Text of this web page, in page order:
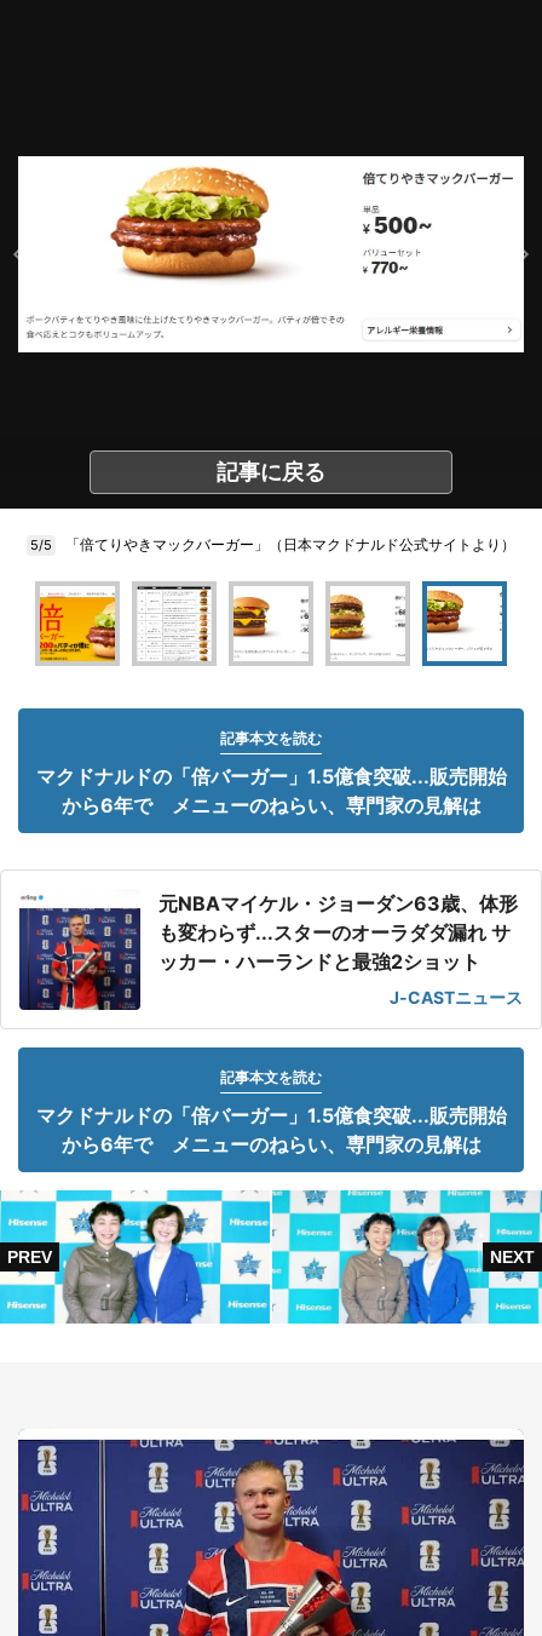
記事に戻る
5/5 「倍てりやきマックバーガー」（日本マクドナルド公式サイトより）
記事本文を読む
マクドナルドの「倍バーガー」1.5億食突破...販売開始
から6年で メニューのねらい、専門家の見解は
元NBAマイケル・ジョーダン63歳、体形
も変わらず...スターのオーラダダ漏れ サ
ッカー・ハーランドと最強2ショット
J-CASTニュース
記事本文を読む
マクドナルドの「倍バーガー」1.5億食突破...販売開始
から6年で メニューのねらい、専門家の見解は